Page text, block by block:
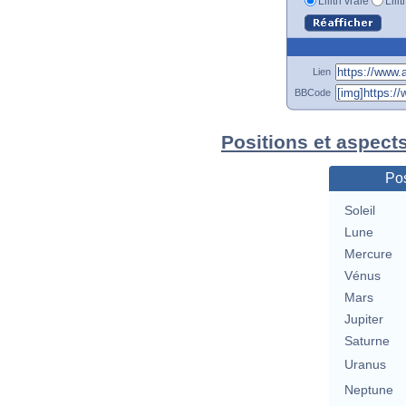
Lien
BBCode
Positions et
Soleil
Lune
Mercure
Vénus
Mars
Jupiter
Saturne
Uranus
Neptune